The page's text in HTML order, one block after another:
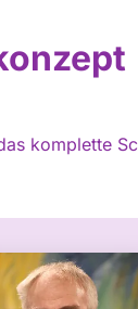
komplette